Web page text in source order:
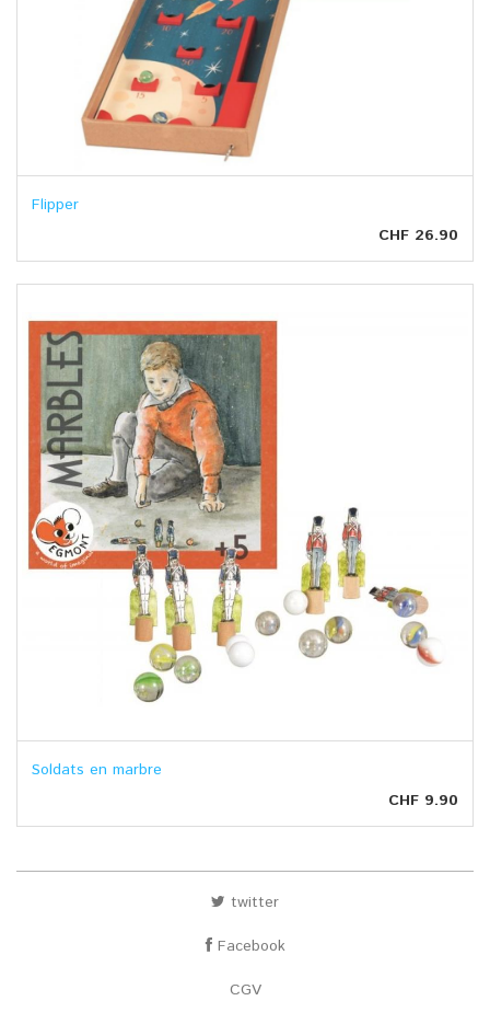
Flipper
CHF 26.90
Soldats en marbre
CHF 9.90
twitter
Facebook
CGV